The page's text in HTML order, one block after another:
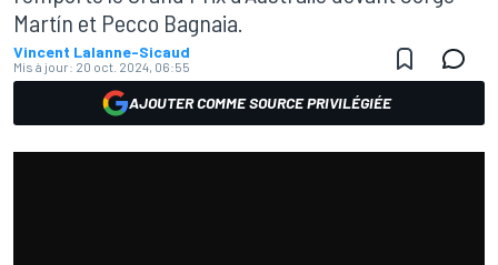
Martín et Pecco Bagnaia.
Vincent Lalanne-Sicaud
Mis à jour: 20 oct. 2024, 06:55
AJOUTER COMME SOURCE PRIVILÉGIÉE